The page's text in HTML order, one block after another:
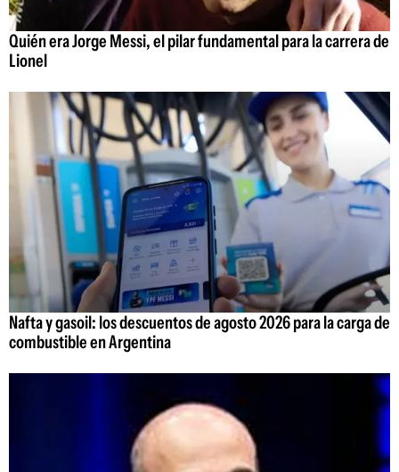
Quién era Jorge Messi, el pilar fundamental para la carrera de
Lionel
Nafta y gasoil: los descuentos de agosto 2026 para la carga de
combustible en Argentina